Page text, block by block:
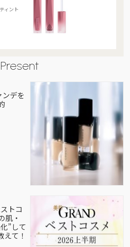
ィント
Present
デを
トコ
肌・
”して
て！